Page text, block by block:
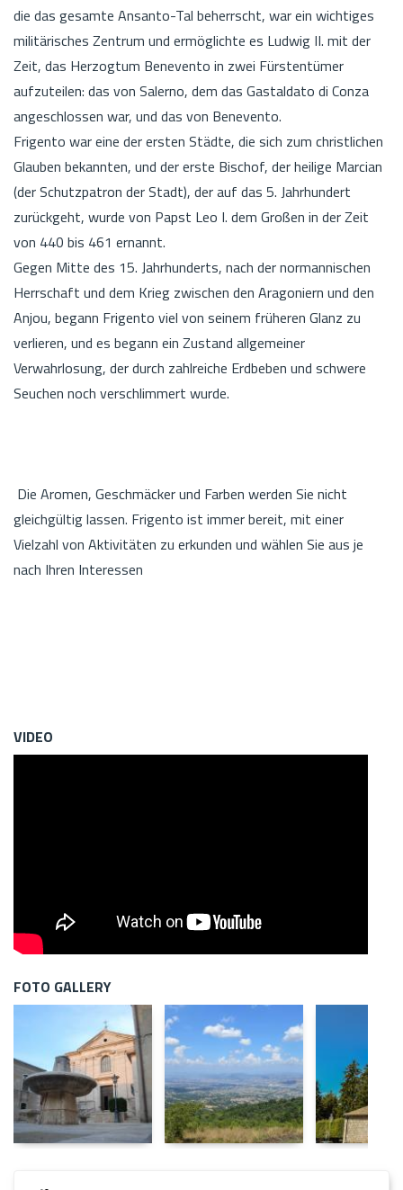
die das gesamte Ansanto-Tal beherrscht, war ein wichtiges
militärisches Zentrum und ermöglichte es Ludwig II. mit der
Zeit, das Herzogtum Benevento in zwei Fürstentümer
aufzuteilen: das von Salerno, dem das Gastaldato di Conza
angeschlossen war, und das von Benevento.
Frigento war eine der ersten Städte, die sich zum christlichen
Glauben bekannten, und der erste Bischof, der heilige Marcian
(der Schutzpatron der Stadt), der auf das 5. Jahrhundert
zurückgeht, wurde von Papst Leo I. dem Großen in der Zeit
von 440 bis 461 ernannt.
Gegen Mitte des 15. Jahrhunderts, nach der normannischen
Herrschaft und dem Krieg zwischen den Aragoniern und den
Anjou, begann Frigento viel von seinem früheren Glanz zu
verlieren, und es begann ein Zustand allgemeiner
Verwahrlosung, der durch zahlreiche Erdbeben und schwere
Seuchen noch verschlimmert wurde.
Die Aromen, Geschmäcker und Farben werden Sie nicht
gleichgültig lassen. Frigento ist immer bereit, mit einer
Vielzahl von Aktivitäten zu erkunden und wählen Sie aus je
nach Ihren Interessen
VIDEO
FOTO GALLERY